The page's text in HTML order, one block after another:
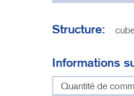
Structure:
Informations
Quantité de